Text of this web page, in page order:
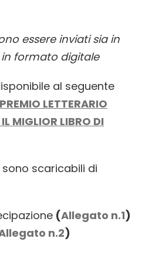
essere inviati sia in
formato digitale
al seguente
LETTERARIO
MIGLIOR LIBRO DI
scaricabili di
(Allegato n.1)
n.2)